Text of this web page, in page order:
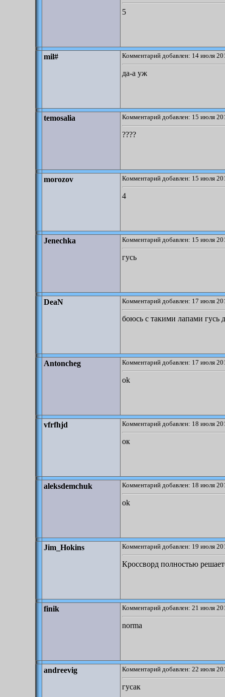
5
mil# Комментарий добавлен: 14 июля
да-а уж
temosalia Комментарий добавлен: 15 июля
????
morozov Комментарий добавлен: 15 июля
4
Jenechka Комментарий добавлен: 15 июля
гусь
DeaN Комментарий добавлен: 17 июля
боюсь с такими лапами гусь
Antoncheg Комментарий добавлен: 17 июля
ok
vfrfhjd Комментарий добавлен: 18 июля
ок
aleksdemchuk Комментарий добавлен: 18 июля
ok
Jim_Hokins Комментарий добавлен: 19 июля
Кроссворд полностью
finik Комментарий добавлен: 21 июля
norma
andreevig Комментарий добавлен: 22 июля
гусак